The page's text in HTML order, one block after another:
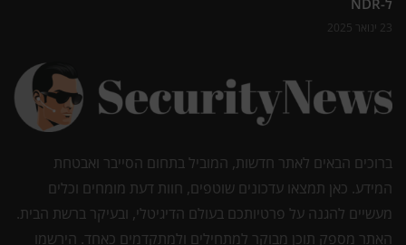
23 ינואר 2025
ברוכים הבאים לאתר חדשות, המוביל בתחום הסייבר ואבטחת
המידע. כאן תמצאו עדכונים שוטפים, חוות דעת מומחים וכלים
מעשיים להגנה על פרטיותכם בעולם הדיגיטלי, ובעיקר ברשת הבית.
האתר מספק תוכן מבוקר למתחילים ולמתקדמים כאחד. הירשמו